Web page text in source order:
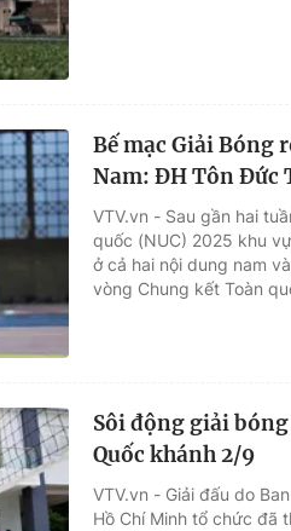
Bế mạc Giải Bóng
Nam: ĐH Tôn Đức
VTV.vn - Sau gần hai
quốc (NUC) 2025 khu
ở cả hai nội dung nam
vòng Chung kết Toàn
Sôi động giải
Quốc khánh 2/9
VTV.vn - Giải đấu do
Hồ Chí Minh tổ chức đã